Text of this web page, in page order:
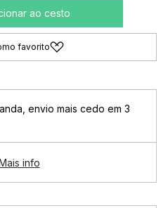
ao cesto
favorito
envio mais cedo em 3
info